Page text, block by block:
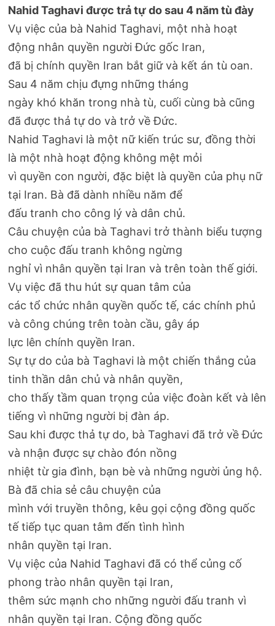
Nahid Taghavi được trả tự do sau 4 năm tù đày
Vụ việc của bà Nahid Taghavi, một nhà hoạt
động nhân quyền người Đức gốc Iran,
đã bị chính quyền Iran bắt giữ và kết án tù oan.
Sau 4 năm chịu đựng những tháng
ngày khó khăn trong nhà tù, cuối cùng bà cũng
đã được thả tự do và trở về Đức.
Nahid Taghavi là một nữ kiến trúc sư, đồng thời
là một nhà hoạt động không mệt mỏi
vì quyền con người, đặc biệt là quyền của phụ nữ
tại Iran. Bà đã dành nhiều năm để
đấu tranh cho công lý và dân chủ.
Câu chuyện của bà Taghavi trở thành biểu tượng
cho cuộc đấu tranh không ngừng
nghỉ vì nhân quyền tại Iran và trên toàn thế giới.
Vụ việc đã thu hút sự quan tâm của
các tổ chức nhân quyền quốc tế, các chính phủ
và công chúng trên toàn cầu, gây áp
lực lên chính quyền Iran.
Sự tự do của bà Taghavi là một chiến thắng của
tinh thần dân chủ và nhân quyền,
cho thấy tầm quan trọng của việc đoàn kết và lên
tiếng vì những người bị đàn áp.
Sau khi được thả tự do, bà Taghavi đã trở về Đức
và nhận được sự chào đón nồng
nhiệt từ gia đình, bạn bè và những người ủng hộ.
Bà đã chia sẻ câu chuyện của
mình với truyền thông, kêu gọi cộng đồng quốc
tế tiếp tục quan tâm đến tình hình
nhân quyền tại Iran.
Vụ việc của Nahid Taghavi đã có thể củng cố
phong trào nhân quyền tại Iran,
thêm sức mạnh cho những người đấu tranh vì
nhân quyền tại Iran. Cộng đồng quốc